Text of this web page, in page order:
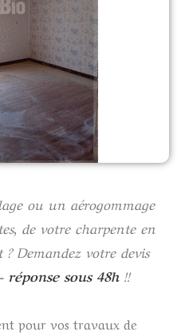
ou un aérogommage
de votre charpente en
Demandez votre devis
réponse sous 48h !!
pour vos travaux de